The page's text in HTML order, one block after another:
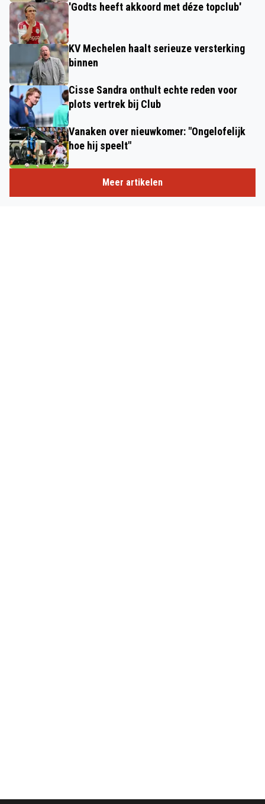
'Godts heeft akkoord met déze topclub'
KV Mechelen haalt serieuze versterking
binnen
Cisse Sandra onthult echte reden voor
plots vertrek bij Club
Vanaken over nieuwkomer: "Ongelofelijk
hoe hij speelt"
Meer artikelen